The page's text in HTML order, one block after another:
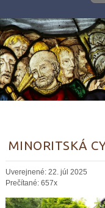
MINORITSKÁ
Uverejnené: 22. júl 2025
Prečítané: 657x